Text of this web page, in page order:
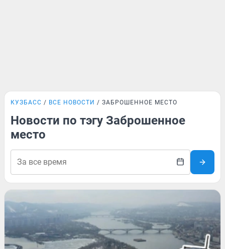
КУЗБАСС ВСЕ НОВОСТИ ЗАБРОШЕННОЕ МЕСТО
Новости по тэгу Заброшенное
место